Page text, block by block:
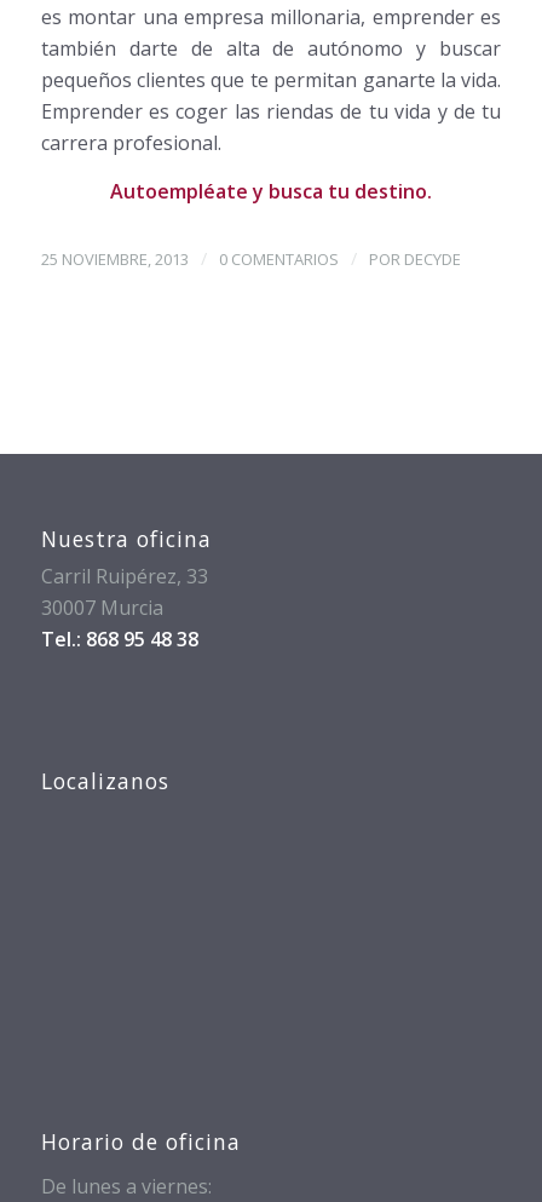
es montar una empresa millonaria, emprender es
también darte de alta de autónomo y buscar
pequeños clientes que te permitan ganarte la vida.
Emprender es coger las riendas de tu vida y de tu
carrera profesional.
Autoempléate y busca tu destino.
25 NOVIEMBRE, 2013 / 0 COMENTARIOS / POR DECYDE
Nuestra oficina
Carril Ruipérez, 33
30007 Murcia
Tel.: 868 95 48 38
Localizanos
Horario de oficina
De lunes a viernes: